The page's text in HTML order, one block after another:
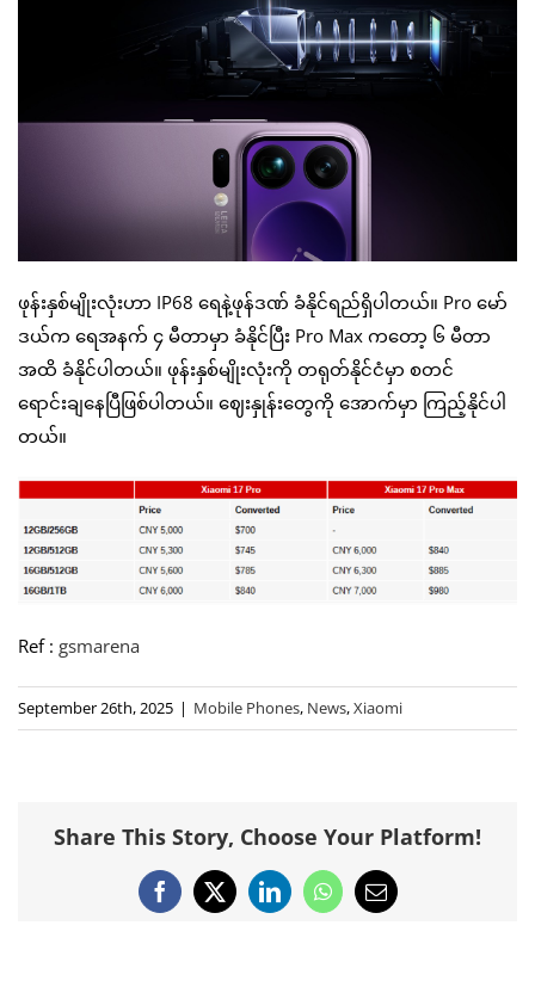
ဖုန်းနှစ်မျိုးလုံးဟာ IP68 ရေနဲ့ဖုန်ဒဏ် ခံနိုင်ရည်ရှိပါတယ်။ Pro မော်
ဒယ်က ရေအနက် ၄ မီတာမှာ ခံနိုင်ပြီး Pro Max ကတော့ ၆ မီတာ
အထိ ခံနိုင်ပါတယ်။ ဖုန်းနှစ်မျိုးလုံးကို တရုတ်နိုင်ငံမှာ စတင်
ရောင်းချနေပြီဖြစ်ပါတယ်။ ဈေးနှုန်းတွေကို အောက်မှာ ကြည့်နိုင်ပါ
တယ်။
Ref : gsmarena
September 26th, 2025 | Mobile Phones, News,Xiaomi
Share This Story, Choose Your Platform!
Facebook
X LinkedInWhatsApp
Email